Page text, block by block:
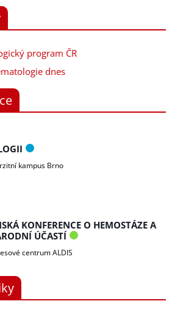
program ČR
dnes
kampus Brno
KONFERENCE O HEMOSTÁZE A
ÚČASTÍ
centrum ALDIS